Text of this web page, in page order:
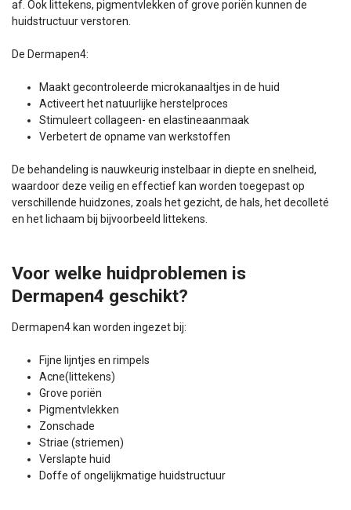
af. Ook littekens, pigmentvlekken of grove poriën kunnen de
huidstructuur verstoren.
De Dermapen4:
Maakt gecontroleerde microkanaaltjes in de huid
Activeert het natuurlijke herstelproces
Stimuleert collageen- en elastineaanmaak
Verbetert de opname van werkstoffen
De behandeling is nauwkeurig instelbaar in diepte en snelheid,
waardoor deze veilig en effectief kan worden toegepast op
verschillende huidzones, zoals het gezicht, de hals, het decolleté
en het lichaam bij bijvoorbeeld littekens.
Voor welke huidproblemen is
Dermapen4 geschikt?
Dermapen4 kan worden ingezet bij:
Fijne lijntjes en rimpels
Acne(littekens)
Grove poriën
Pigmentvlekken
Zonschade
Striae (striemen)
Verslapte huid
Doffe of ongelijkmatige huidstructuur